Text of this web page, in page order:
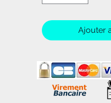
Ajouter